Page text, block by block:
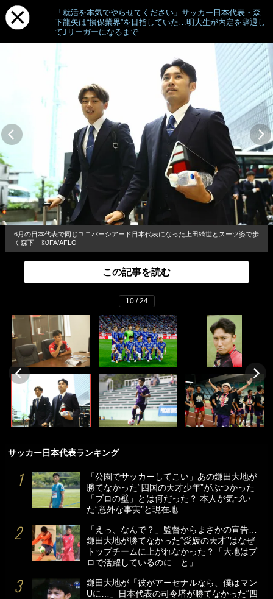
「就活を本気でやらせてください」サッカー日本代表・森
下龍矢は“損保業界”を目指していた…明大生が内定を辞退し
てJリーガーになるまで
6月の日本代表で同じユニバーシアード日本代表になった上田綺世とスーツ姿で歩
く森下 ©JFA/AFLO
この記事を読む
10 / 24
サッカー日本代表ランキング
「公園でサッカーしてこい」あの鎌田大地が
勝てなかった“四国の天才少年”がぶつかった
「プロの壁」とは何だった？ 本人が気づい
た“意外な事実”と現在地
「えっ、なんで？」監督からまさかの宣告…
鎌田大地が勝てなかった“愛媛の天才”はなぜ
トップチームに上がれなかった？「大地はプ
ロで活躍しているのに…と」
鎌田大地が「彼がアーセナルなら、僕はマン
Uに…」日本代表の司令塔が勝てなかった“四